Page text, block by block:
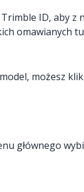
ID, aby
omawianych
możesz
głównego